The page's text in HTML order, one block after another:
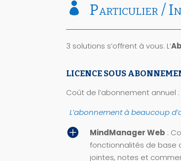
 Particulier /
3 solutions s’offrent à vous. L’
LICENCE SOUS
Coût de l’abonnement annuel :
L’abonnement à beaucoup
 MindManager Web :
fonctionnalités de base
jointes, notes et